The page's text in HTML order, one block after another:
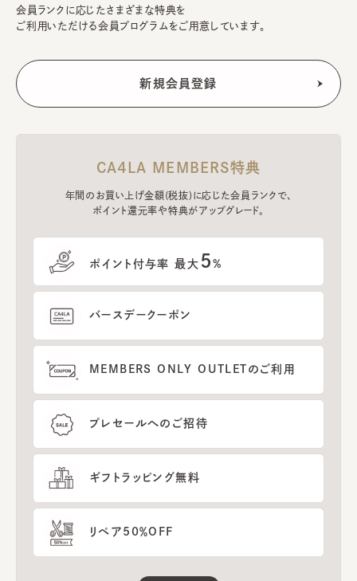
会員ランクに応じたさまざまな特典を
ご利用いただける会員プログラムをご用意しています。
CA4LA MEMBERS特典
年間のお買い上げ金額(税抜)に応じた会員ランクで、
ポイント還元率や特典がアップグレード。
ポイント付与率 最大 5%
バースデークーポン
MEMBERS ONLY OUTLETのご利用
プレセールへのご招待
ギフトラッピング無料
リペア50％OFF